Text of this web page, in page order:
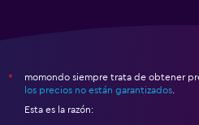
*
momondo siempre trata de obtener
los precios no están garantizados
Esta es la razón: